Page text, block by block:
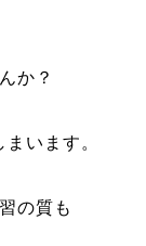
か？
います。
の質も